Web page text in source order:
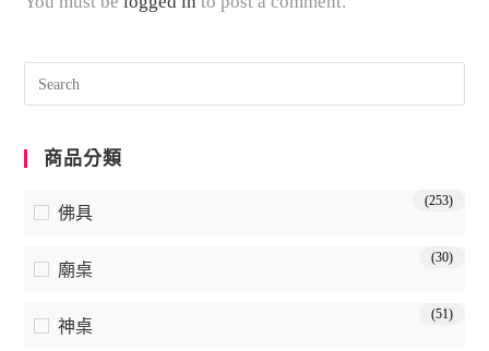
商品分類
佛具
(253)
廟桌
(30)
神桌
(51)